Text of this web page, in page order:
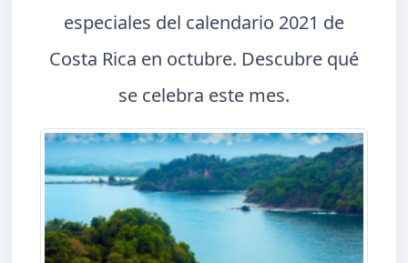
especiales del calendario 2021 de
Costa Rica en octubre. Descubre qué
se celebra este mes.